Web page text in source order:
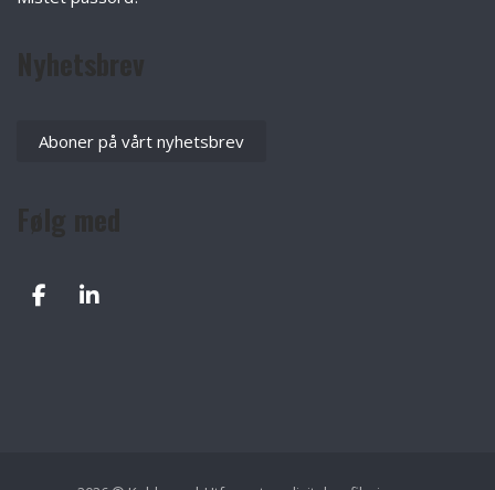
Aboner på vårt nyhetsbrev